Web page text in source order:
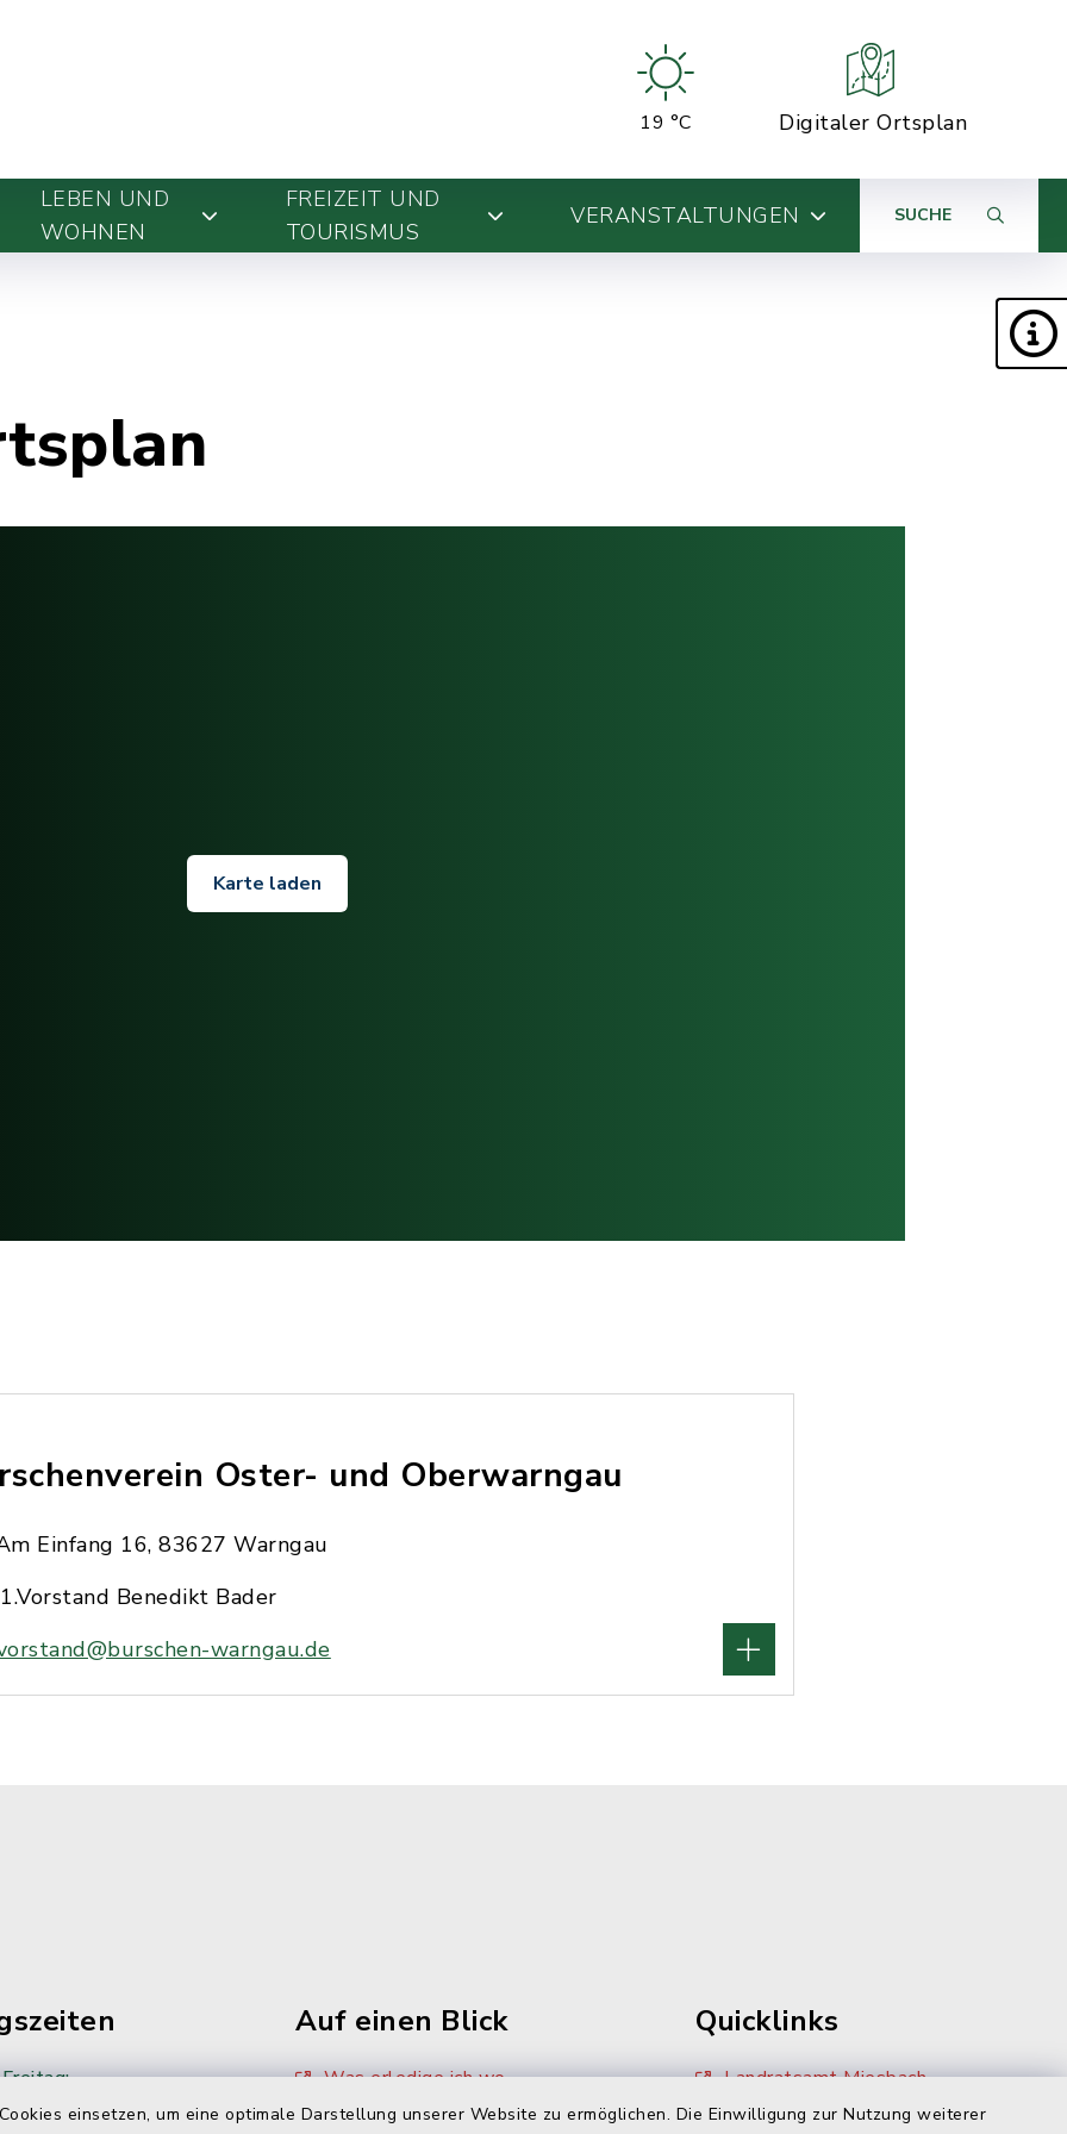
einsetzen, um eine optimale Darstellung unserer Website zu ermöglichen. Die Einwilligung zur Nutzung weiterer
19 °C Digitaler Ortsplan
LEBEN UND
WOHNEN
FREIZEIT UND
TOURISMUS
VERANSTALTUNGEN SUCHE
Karte laden
Oster- und Oberwarngau
Einfang 16, 83627 Warngau
Benedikt Bader
warngau.de
Uhr
Auf einen Blick
Was erledige ich wo
Quicklinks
Landratsamt Miesbach